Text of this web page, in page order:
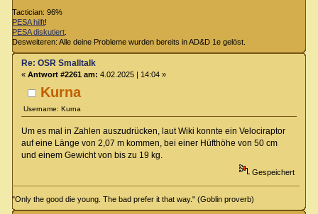
Tactician: 96%
PESA hilft!
PESA diskutiert
Desweiteren: Alle deine Probleme wurden bereits in AD&D 1e gelöst.
Kurna
Username: Kurna
Re: OSR Smalltalk
« Antwort #2261 am: 4.02.2025 | 14:04 »
Um es mal in Zahlen auszudrücken, laut Wiki konnte ein Velociraptor
auf eine Länge von 2,07 m kommen, bei einer Hüfthöhe von 50 cm
und einem Gewicht von bis zu 19 kg.
Gespeichert
"Only the good die young. The bad prefer it that way." (Goblin proverb)